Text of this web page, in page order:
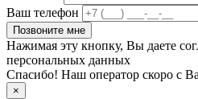
Ваш телефон
Позвоните мне
Нажимая эту кнопку, Вы даете
персональных данных
Спасибо! Наш оператор скоро с
×